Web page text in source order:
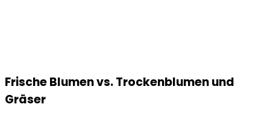
Frische Blumen vs. Trockenblumen und
Gräser